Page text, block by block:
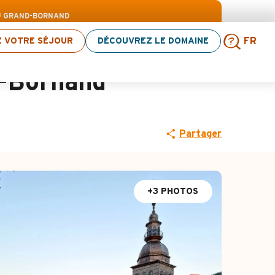
VOTRE SÉJOUR DÉCOUVREZ LE DOMAINE FR
! > cliquez ici
GRAND-BORNAND
Partager
+3 PHOTOS